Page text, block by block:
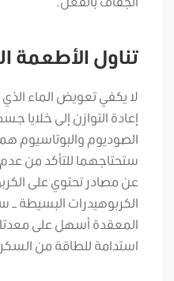
تناول الأطعمة
لا يكفي تعويض الماء
إعادة التوازن إلى خلايا
الصوديوم والبوتاسيوم
ستحتاجهما للتأكد من عدم
عن مصادر تحتوي على
الكربوهيدرات البسيطة –
المعقدة أسهل على
استدامة للطاقة من